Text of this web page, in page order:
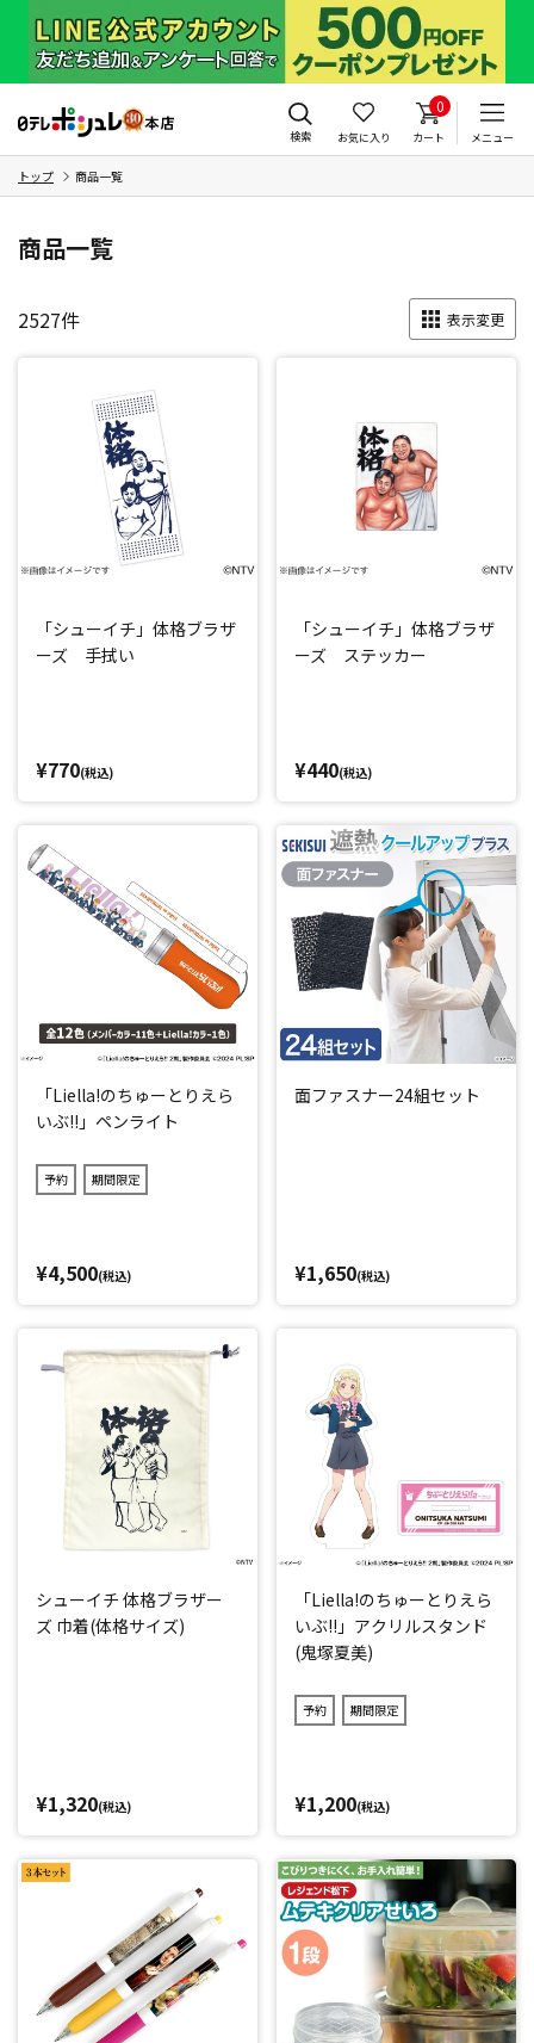
検索 お気に入り
0
カート メニュー
トップ 商品一覧
商品一覧
2527件 表示変更
「シューイチ」体格ブラザ
ーズ 手拭い
¥770(税込)
「シューイチ」体格ブラザ
ーズ ステッカー
¥440(税込)
「Liella!のちゅーとりえら
いぶ!!」ペンライト
予約 期間限定
¥4,500(税込)
面ファスナー24組セット
¥1,650(税込)
シューイチ 体格ブラザー
ズ 巾着(体格サイズ)
¥1,320(税込)
「Liella!のちゅーとりえら
いぶ!!」アクリルスタンド
(鬼塚夏美)
予約 期間限定
¥1,200(税込)